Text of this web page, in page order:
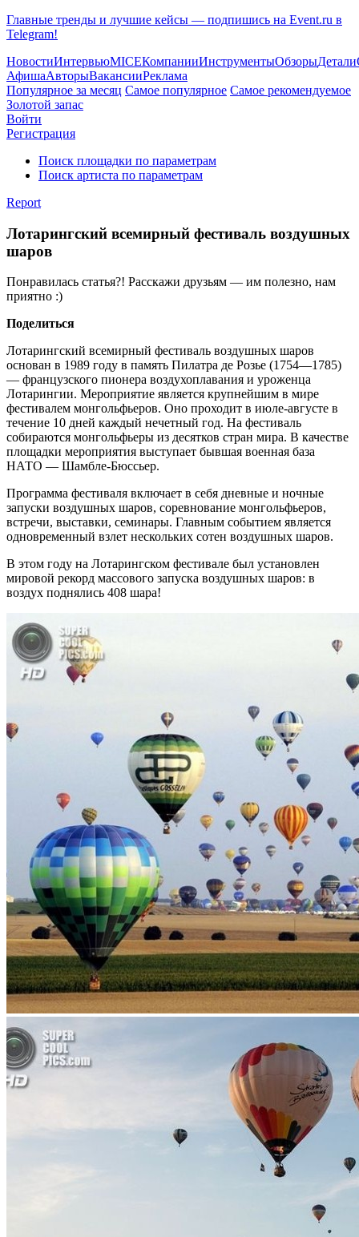
Главные тренды и лучшие кейсы — подпишись на Event.ru в
Telegram!
НовостиИнтервьюMICEКомпанииИнструментыОбзорыДетали
АфишаАвторыВакансииРеклама
Популярное за месяц Самое популярное Самое рекомендуемое
Золотой запас
Войти
Регистрация
Поиск площадки по параметрам
Поиск артиста по параметрам
Report
Лотарингский всемирный фестиваль воздушных
шаров
Понравилась статья?! Расскажи друзьям — им полезно, нам
приятно :)
Поделиться
Лотарингский всемирный фестиваль воздушных шаров
основан в 1989 году в память Пилатра де Розье (1754—1785)
— французского пионера воздухоплавания и уроженца
Лотарингии. Мероприятие является крупнейшим в мире
фестивалем монгольфьеров. Оно проходит в июле-августе в
течение 10 дней каждый нечетный год. На фестиваль
собираются монгольфьеры из десятков стран мира. В качестве
площадки мероприятия выступает бывшая военная база
НАТО — Шамбле-Бюссьер.
Программа фестиваля включает в себя дневные и ночные
запуски воздушных шаров, соревнование монгольфьеров,
встречи, выставки, семинары. Главным событием является
одновременный взлет нескольких сотен воздушных шаров.
В этом году на Лотарингском фестивале был установлен
мировой рекорд массового запуска воздушных шаров: в
воздух поднялись 408 шара!